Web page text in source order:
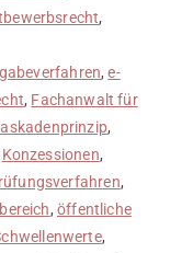
,
,e-
, Fachanwalt für
,
Konzessionen,
,
,öffentliche
,